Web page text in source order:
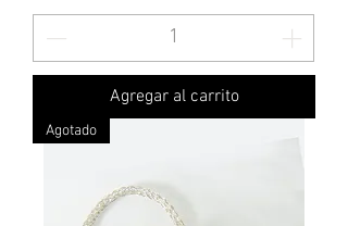
Agregar al carrito
Agotado